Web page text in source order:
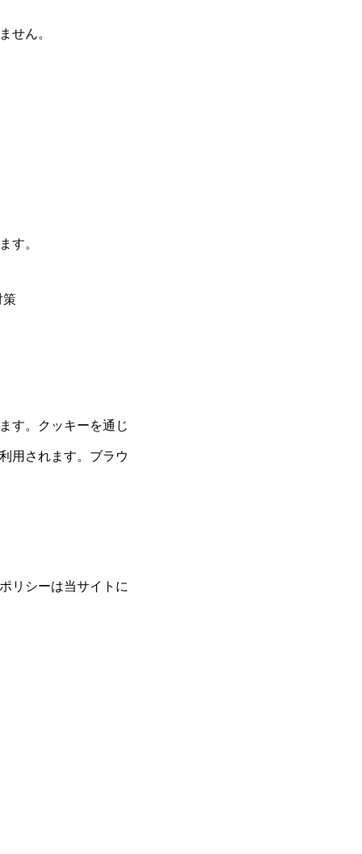
せん。
す。
策
す。クッキーを通じ
用されます。ブラウ
リシーは当サイトに